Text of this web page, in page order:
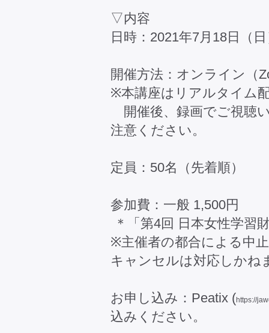
▽内容
日時：2021年7月18日（
開催方法：オンライン（
※本講座はリアルタイム
開催後、録画でご視聴
注意ください。
定員：50名（先着順）
参加費：一般 1,500円
＊「第4回 日本女性学習
※主催者の都合による中
キャンセルは対応しかね
お申し込み：Peatix (https://
込みください。